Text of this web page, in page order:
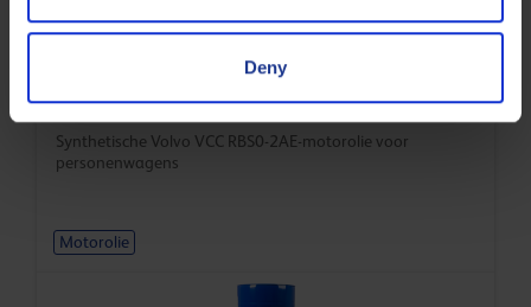
Deny
Q8 Formula Ultra V R 0W-20
Synthetische Volvo VCC RBS0-2AE-motorolie voor
personenwagens
Motorolie